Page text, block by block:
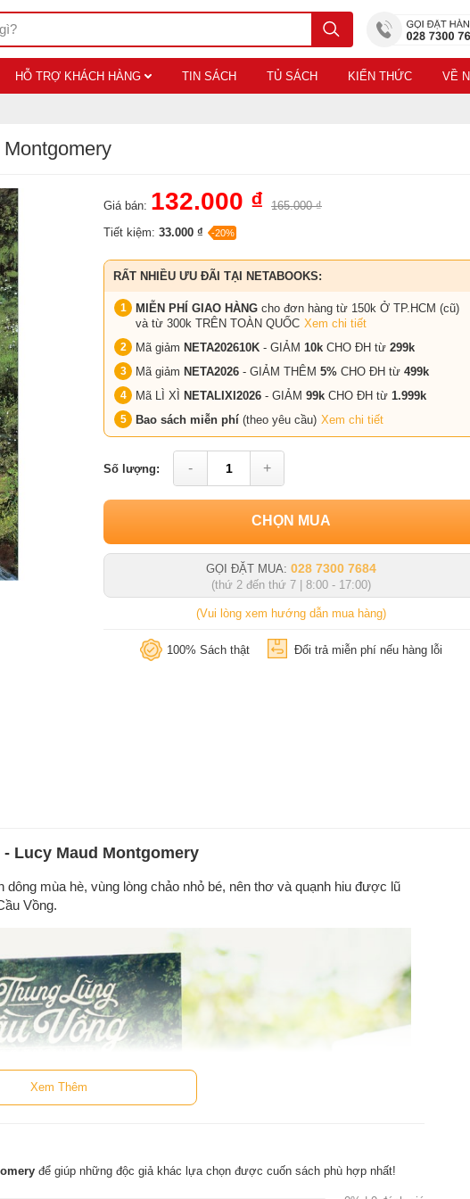
HỖ TRỢ KHÁCH HÀNG TIN SÁCH TỦ SÁCH KIẾN THỨC VỀ
Giá bán: 132.000 ₫
165.000 ₫
Tiết kiệm: 33.000 ₫ -20%
RẤT NHIỀU ƯU ĐÃI TẠI NETABOOKS:
MIỄN PHÍ GIAO HÀNG cho đơn hàng từ 150k Ở TP.HCM (cũ)
và từ 300k TRÊN TOÀN QUỐC Xem chi tiết
Mã giảm NETA202610K - GIẢM 10k CHO ĐH từ 299k
Mã giảm NETA2026 - GIẢM THÊM 5% CHO ĐH từ 499k
Mã LÌ XÌ
NETALIXI2026 - GIẢM 99k CHO ĐH từ 1.999k
Bao sách miễn phí (theo yêu cầu) Xem chi tiết
Số lượng: - +
CHỌN MUA
GỌI ĐẶT MUA: 028 7300 7684
(thứ 2 đến thứ 7 | 8:00 - 17:00)
(Vui lòng xem hướng dẫn mua hàng)
100% Sách thật Đổi trả miễn phí nếu hàng lỗi
Lucy Maud Montgomery
mùa hè, vùng lòng chảo nhỏ bé, nên thơ và quạnh hiu được lũ
Vồng.
Xem Thêm
để giúp những độc giả khác lựa chọn được cuốn sách phù hợp nhất!